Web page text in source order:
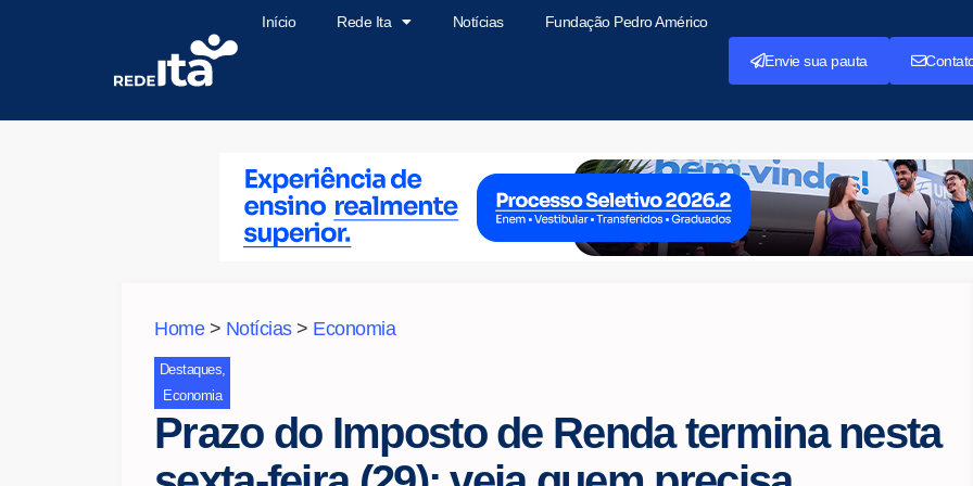
Início Rede Ita Notícias Fundação Pedro Américo
Envie sua pauta
Home> Notícias> Economia
Destaques,
Economia
Prazo do Imposto de Renda termina nesta